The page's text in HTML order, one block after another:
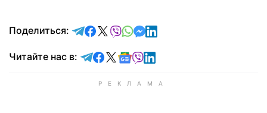
Поделиться: отправить в Telegram
поделиться в Facebook
поделиться в X
отправить в Viber
отправить в Whatsapp
отправить в Messenger
отправить в LinkedIn
Читайте нас в: Читайте в Telegram
Читайте в Facebook
Читайте в X
Читайте в Google news
Читайте в Viber
Читайте в LinkedIn